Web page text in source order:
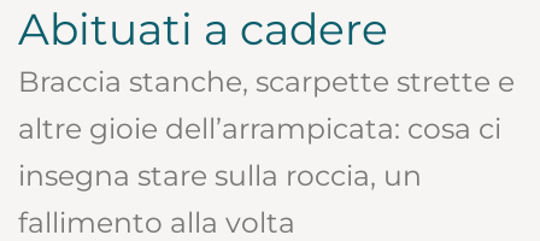
Abituati a cadere
Braccia stanche, scarpette strette e
altre gioie dell’arrampicata: cosa ci
insegna stare sulla roccia, un
fallimento alla volta